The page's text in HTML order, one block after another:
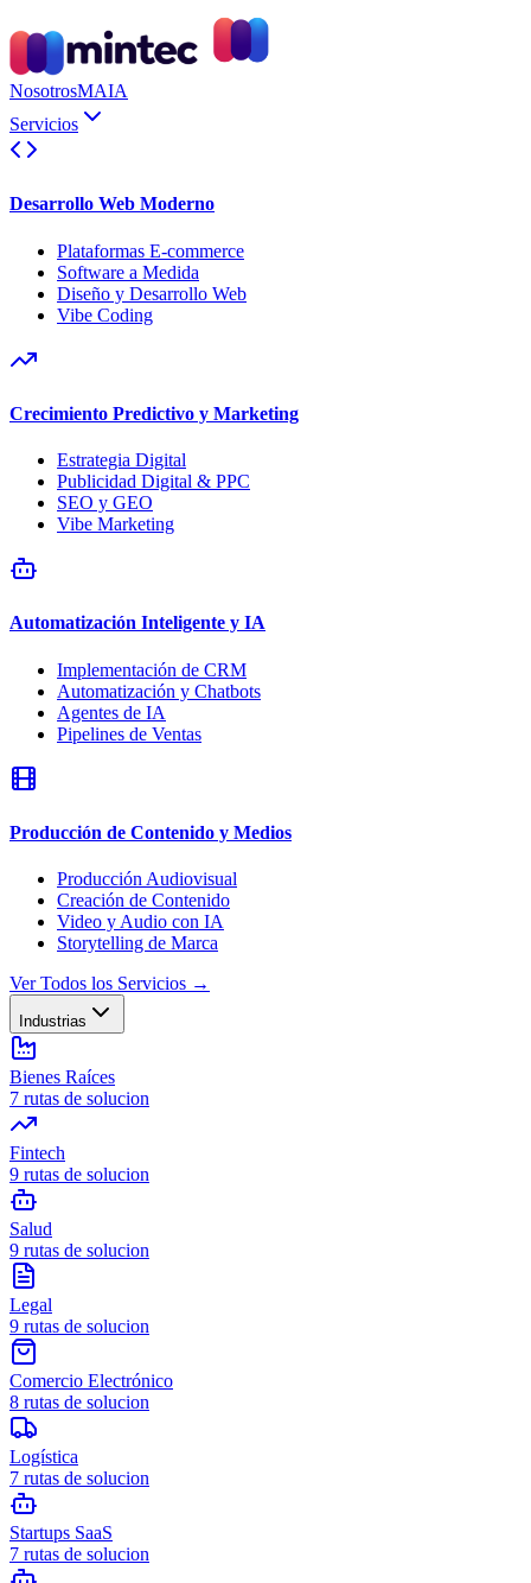
NosotrosMAIA
Servicios
Desarrollo Web Moderno
Plataformas E-commerce
Software a Medida
Diseño y Desarrollo Web
Vibe Coding
Crecimiento Predictivo y Marketing
Estrategia Digital
Publicidad Digital & PPC
SEO y GEO
Vibe Marketing
Automatización Inteligente y IA
Implementación de CRM
Automatización y Chatbots
Agentes de IA
Pipelines de Ventas
Producción de Contenido y Medios
Producción Audiovisual
Creación de Contenido
Video y Audio con IA
Storytelling de Marca
Ver Todos los Servicios →
Industrias
Bienes Raíces
7 rutas de solucion
Fintech
9 rutas de solucion
Salud
9 rutas de solucion
Legal
9 rutas de solucion
Comercio Electrónico
8 rutas de solucion
Logística
7 rutas de solucion
Startups SaaS
7 rutas de solucion